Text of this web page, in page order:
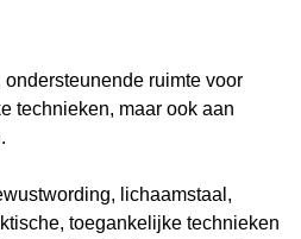
ruimte voor
technieken, maar ook aan
lichaamstaal,
toegankelijke technieken